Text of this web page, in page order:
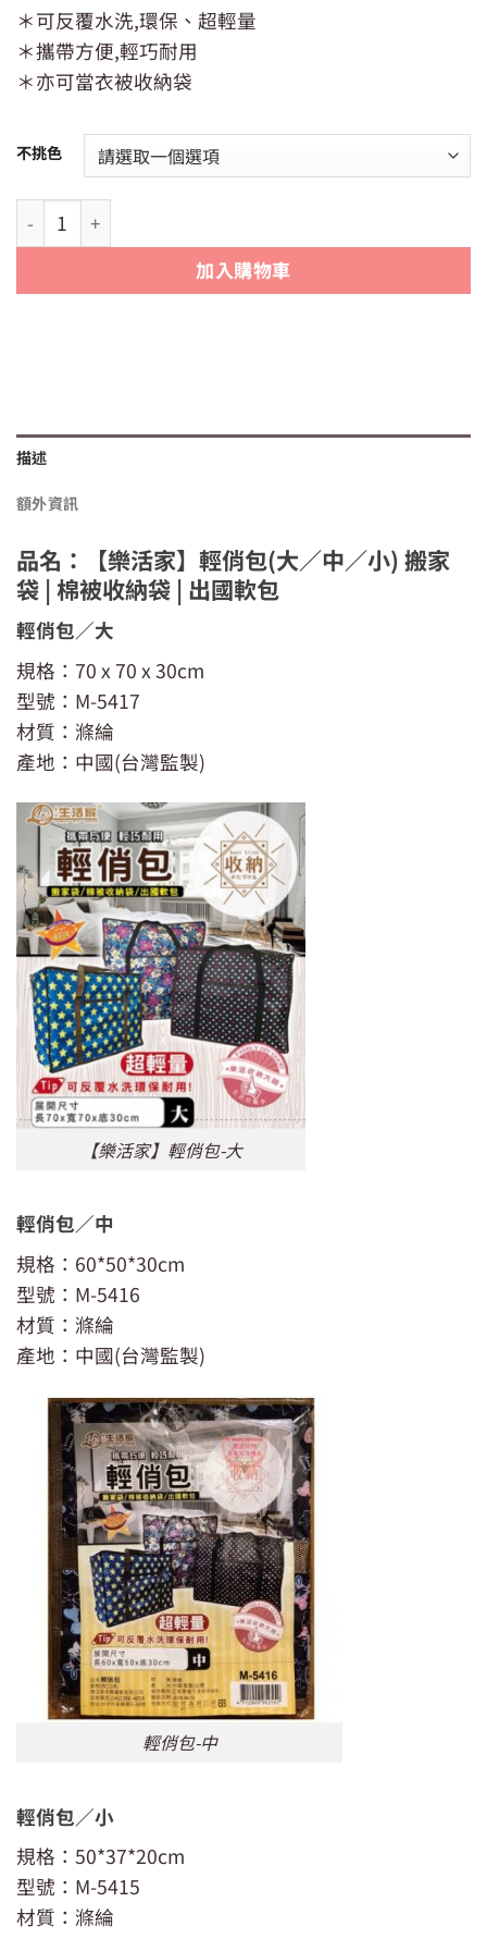
＊可反覆水洗,環保、超輕量
＊攜帶方便,輕巧耐用
＊亦可當衣被收納袋
不挑色
【樂活家】輕俏包(大／中／小) 搬家袋 | 棉被收納袋 | 出國軟
加入購物車
描述
額外資訊
品名：【樂活家】輕俏包(大／中／小) 搬家
袋 | 棉被收納袋 | 出國軟包
輕俏包／大
規格：70 x 70 x 30cm
型號：M-5417
材質：滌綸
產地：中國(台灣監製)
【樂活家】輕俏包-大
輕俏包／中
規格：60*50*30cm
型號：M-5416
材質：滌綸
產地：中國(台灣監製)
輕俏包-中
輕俏包／小
規格：50*37*20cm
型號：M-5415
材質：滌綸